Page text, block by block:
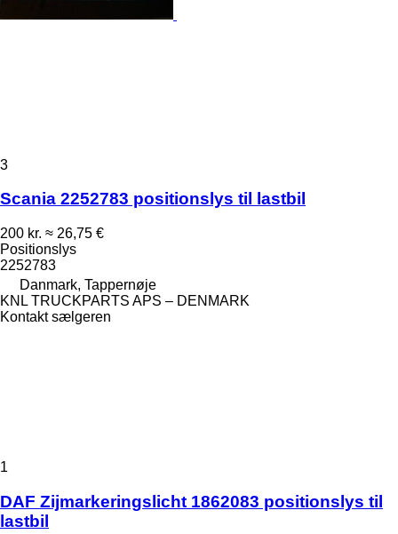
3
Scania 2252783 positionslys til lastbil
200 kr. ≈ 26,75 €
Positionslys
2252783
Danmark, Tappernøje
KNL TRUCKPARTS APS – DENMARK
Kontakt sælgeren
1
DAF Zijmarkeringslicht 1862083 positionslys til
lastbil